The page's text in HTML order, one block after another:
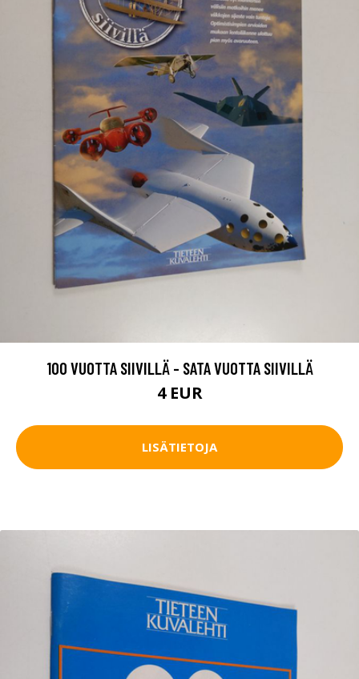
100 VUOTTA SIIVILLÄ - SATA VUOTTA SIIVILLÄ
4 EUR
LISÄTIETOJA